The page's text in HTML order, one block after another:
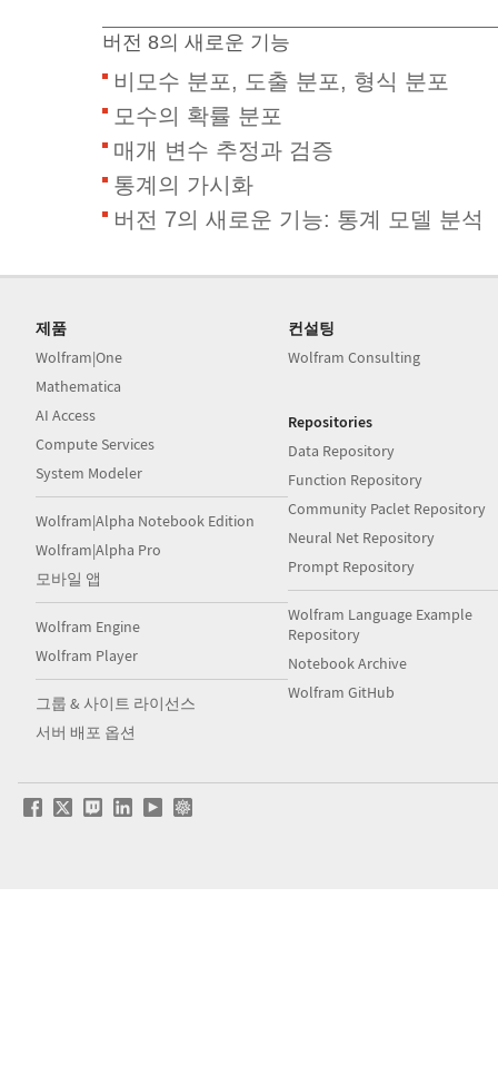
버전 8의 새로운 기능
비모수 분포, 도출 분포, 형식 분포
모수의 확률 분포
매개 변수 추정과 검증
통계의 가시화
버전 7의 새로운 기능: 통계 모델 분석
제품
Wolfram|One
Mathematica
AI Access
Compute Services
System Modeler
Wolfram|Alpha Notebook Edition
Wolfram|Alpha Pro
모바일 앱
Wolfram Engine
Wolfram Player
그룹 & 사이트 라이선스
서버 배포 옵션
컨설팅
Wolfram Consulting
Repositories
Data Repository
Function Repository
Community Paclet Repository
Neural Net Repository
Prompt Repository
Wolfram Language Example
Repository
Notebook Archive
Wolfram GitHub